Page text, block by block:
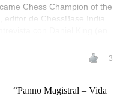
Chess Champion of the
editor de ChessBase India
3
“Panno Magistral – Vida